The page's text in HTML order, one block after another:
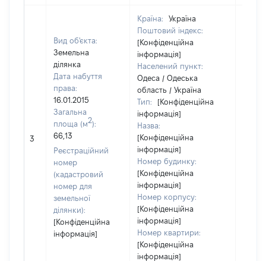
3
Вид об'єкта:
Земельна
ділянка
Дата набуття
права:
16.01.2015
Загальна
площа (м2):
66,13
Реєстраційний
номер
(кадастровий
номер для
земельної
ділянки):
[Конфіденційна
інформація]
Країна:
Україна
Поштовий індекс:
[Конфіденційна
інформація]
Населений пункт:
Одеса / Одеська
область / Україна
Тип:
[Конфіденційна
інформація]
Назва:
[Конфіденційна
інформація]
Номер будинку:
[Конфіденційна
інформація]
Номер корпусу:
[Конфіденційна
інформація]
Номер квартири:
[Конфіденційна
інформація]